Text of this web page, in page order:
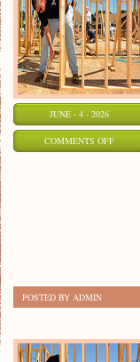
JUNE - 4 - 2026
COMMENTS OFFON
POSTED BY ADMIN